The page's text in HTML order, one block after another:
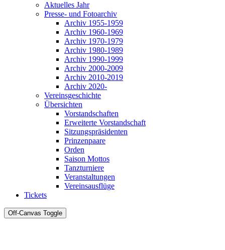
Aktuelles Jahr
Presse- und Fotoarchiv
Archiv 1955-1959
Archiv 1960-1969
Archiv 1970-1979
Archiv 1980-1989
Archiv 1990-1999
Archiv 2000-2009
Archiv 2010-2019
Archiv 2020-
Vereinsgeschichte
Übersichten
Vorstandschaften
Erweiterte Vorstandschaft
Sitzungspräsidenten
Prinzenpaare
Orden
Saison Mottos
Tanzturniere
Veranstaltungen
Vereinsausflüge
Tickets
Off-Canvas Toggle